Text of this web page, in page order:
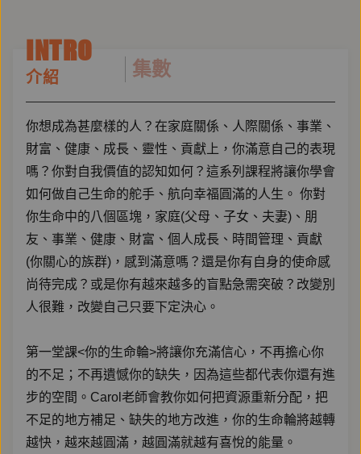
INTRO
介紹 集數
你想成為甚麼樣的人？在家庭關係、人際關係、事業、
財富、健康、成長、靈性、貢獻上，你滿意自己的表現
嗎？你對自我價值的認知如何？這系列課程將讓你學會
如何做自己生命的舵手、航向幸福圓滿的人生。 你對
你生命中的八個區塊，家庭(父母、子女、夫妻)、朋
友、事業、健康、財富、個人成長、時間管理、貢獻
(你關心的族群)，感到滿意嗎？還是你有自身的使命感
尚待完成？或是你有越來越多的盲點急需突破？改變別
人很難，改變自己只要下定決心。
第一堂課<你的生命輪>將讓你充滿信心，不再擔心你
的不足；不再遺憾你的缺失，因為這些都代表你還有進
步的空間。Carol老師會教你如何把資源重新分配，把
不足的地方補足、缺失的地方改進，你的生命輪將越轉
越快，越來越圓滿，越圓滿就越有喜悅的能量。